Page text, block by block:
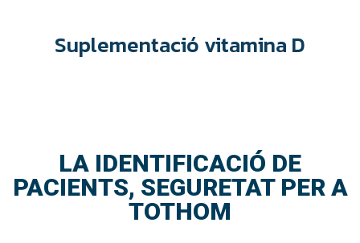
Suplementació vitamina D
LA IDENTIFICACIÓ DE
PACIENTS, SEGURETAT PER A
TOTHOM